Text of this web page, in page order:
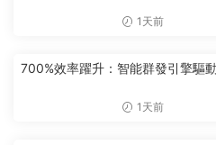
1天前
700%效率躍升：智能群發引擎驅
1天前